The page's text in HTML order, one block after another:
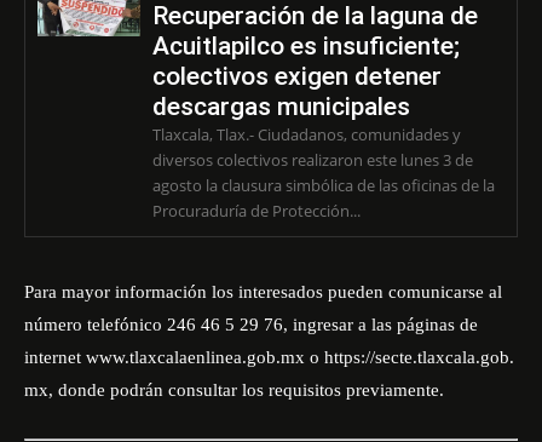
Recuperación de la laguna de
Acuitlapilco es insuficiente;
colectivos exigen detener
descargas municipales
Tlaxcala, Tlax.- Ciudadanos, comunidades y
diversos colectivos realizaron este lunes 3 de
agosto la clausura simbólica de las oficinas de la
Procuraduría de Protección...
Para mayor información los interesados pueden comunicarse al
número telefónico 246 46 5 29 76, ingresar a las páginas de
internet www.tlaxcalaenlinea.gob.mx o https://secte.tlaxcala.gob.
mx, donde podrán consultar los requisitos previamente.